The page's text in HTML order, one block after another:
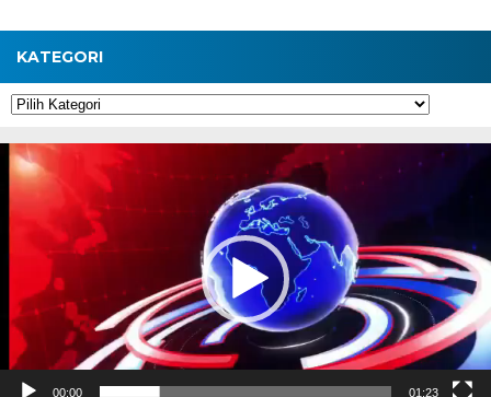
KATEGORI
Kategori
Pemutar
Video
00:00 01:23